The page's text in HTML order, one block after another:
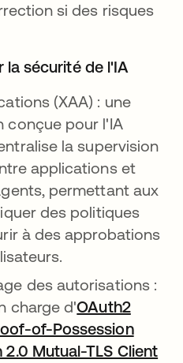
si des risques
sécurité de l'IA
(XAA) : une
conçue pour l'IA
la supervision
applications et
permettant aux
des politiques
à des approbations
des autorisations :
charge d'OAuth2
of-Possession
2.0 Mutual-TLS Client